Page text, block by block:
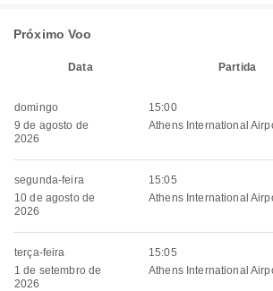
Próximo Voo
Data Partida
domingo
9 de agosto de
2026
15:00
Athens International
segunda-feira
10 de agosto de
2026
15:05
Athens International
terça-feira
1 de setembro de
2026
15:05
Athens International